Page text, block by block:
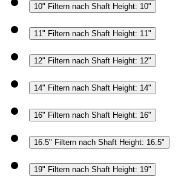
10" Filtern nach Shaft Height: 10"
11" Filtern nach Shaft Height: 11"
12" Filtern nach Shaft Height: 12"
14" Filtern nach Shaft Height: 14"
16" Filtern nach Shaft Height: 16"
16.5" Filtern nach Shaft Height: 16.5"
19" Filtern nach Shaft Height: 19"